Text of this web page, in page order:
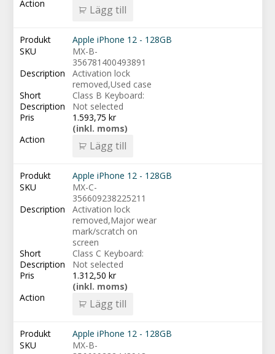
Lägg till
Apple iPhone 12 - 128GB
MX-B-
356781400493891
Activation lock
removed,Used case
Class B Keyboard:
Not selected
1.593,75 kr
(inkl. moms)
Lägg till
Apple iPhone 12 - 128GB
MX-C-
356609238225211
Activation lock
removed,Major wear
mark/scratch on
screen
Class C Keyboard:
Not selected
1.312,50 kr
(inkl. moms)
Lägg till
Apple iPhone 12 - 128GB
MX-B-